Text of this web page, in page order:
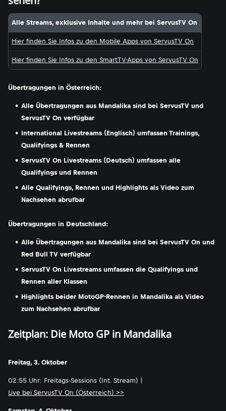
Alle Streams, exklusive Inhalte und mehr bei ServusTV On
Hier finden Sie Infos zu den Mobile Apps von ServusTV On
Hier finden Sie Infos zu den SmartTV-Apps von ServusTV On
Übertragungen in Österreich:
Alle Übertragungen aus Mandalika sind bei ServusTV und
ServusTV On verfügbar
International Livestreams (Englisch) umfassen Trainings,
Qualifyings & Rennen
ServusTV On Livestreams (Deutsch) umfassen alle
Qualifyings und Rennen
Alle Qualifyings, Rennen und Highlights als Video zum
Nachsehen abrufbar
Übertragungen in Deutschland:
Alle Übertragungen aus Mandalika sind bei ServusTV On und
Red Bull TV verfügbar
ServusTV On Livestreams umfassen die Qualifyings und
Rennen aller Klassen
Highlights beider MotoGP-Rennen in Mandalika als Video
zum Nachsehen abrufbar
Zeitplan: Die Moto GP in Mandalika
Freitag, 3. Oktober
02:55 Uhr: Freitags-Sessions (Int. Stream) |
Live bei ServusTV On (Österreich) >>